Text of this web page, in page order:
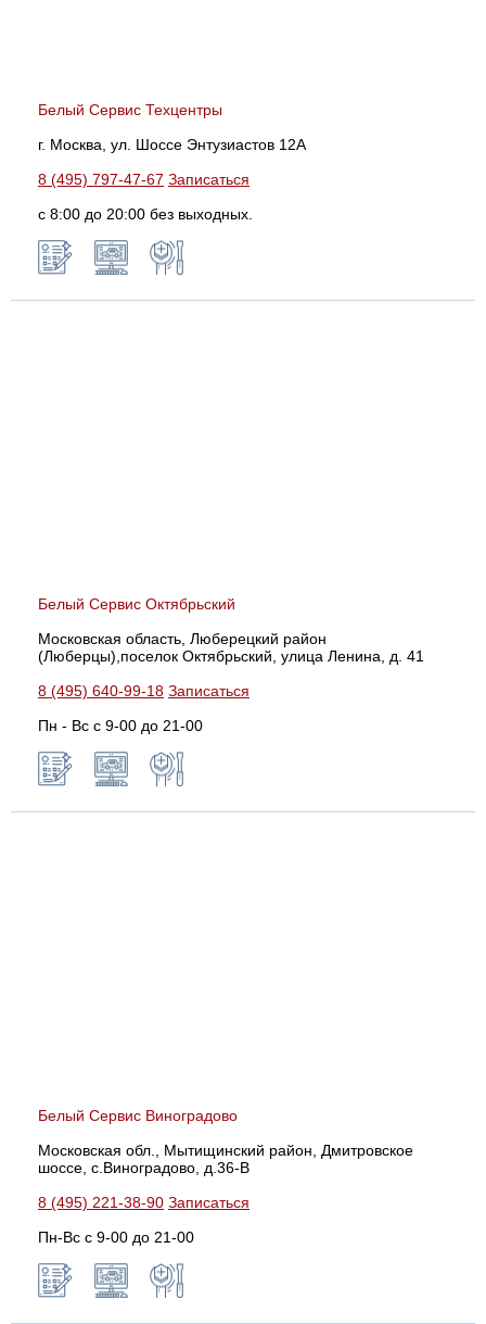
Белый Сервис Техцентры
г. Москва, ул. Шоссе Энтузиастов 12А
8 (495) 797-47-67 Записаться
с 8:00 до 20:00 без выходных.
Белый Сервис Октябрьский
Московская область, Люберецкий район
(Люберцы),поселок Октябрьский, улица Ленина, д. 41
8 (495) 640-99-18 Записаться
Пн - Вс с 9-00 до 21-00
Белый Сервис Виноградово
Московская обл., Мытищинский район, Дмитровское
шоссе, с.Виноградово, д.36-В
8 (495) 221-38-90 Записаться
Пн-Вс с 9-00 до 21-00